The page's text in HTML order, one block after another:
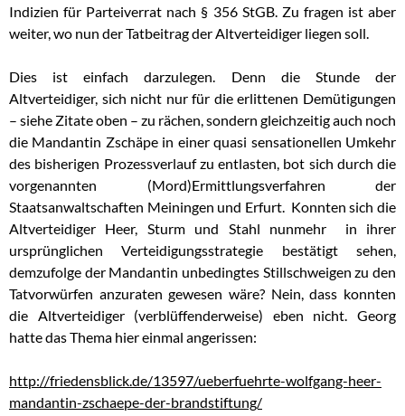
Indizien für Parteiverrat nach § 356 StGB. Zu fragen ist aber
weiter, wo nun der Tatbeitrag der Altverteidiger liegen soll.
Dies ist einfach darzulegen. Denn die Stunde der
Altverteidiger, sich nicht nur für die erlittenen Demütigungen
– siehe Zitate oben – zu rächen, sondern gleichzeitig auch noch
die Mandantin Zschäpe in einer quasi sensationellen Umkehr
des bisherigen Prozessverlauf zu entlasten, bot sich durch die
vorgenannten (Mord)Ermittlungsverfahren der
Staatsanwaltschaften Meiningen und Erfurt. Konnten sich die
Altverteidiger Heer, Sturm und Stahl nunmehr in ihrer
ursprünglichen Verteidigungsstrategie bestätigt sehen,
demzufolge der Mandantin unbedingtes Stillschweigen zu den
Tatvorwürfen anzuraten gewesen wäre? Nein, dass konnten
die Altverteidiger (verblüffenderweise) eben nicht. Georg
hatte das Thema hier einmal angerissen:
http://friedensblick.de/13597/ueberfuehrte-wolfgang-heer-
mandantin-zschaepe-der-brandstiftung/